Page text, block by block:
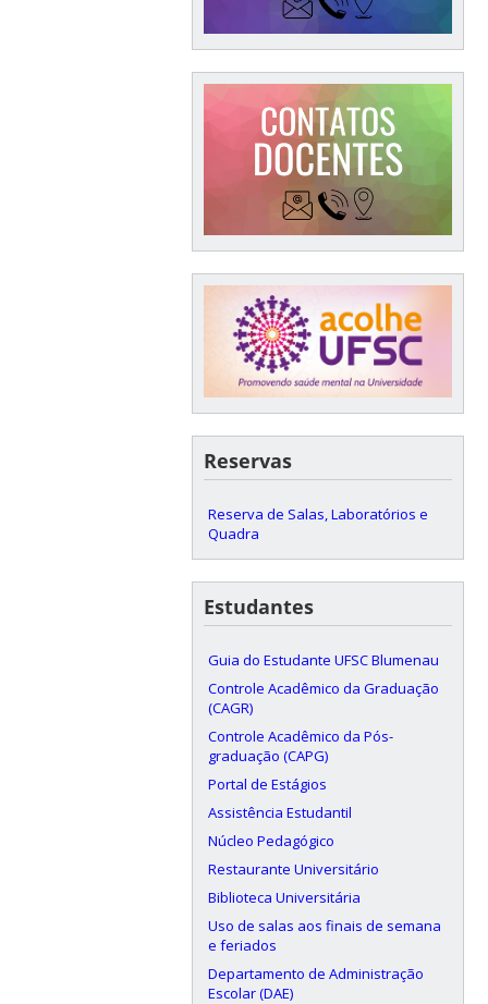
Reservas
Reserva de Salas, Laboratórios e
Quadra
Estudantes
Guia do Estudante UFSC Blumenau
Controle Acadêmico da Graduação
(CAGR)
Controle Acadêmico da Pós-
graduação (CAPG)
Portal de Estágios
Assistência Estudantil
Núcleo Pedagógico
Restaurante Universitário
Biblioteca Universitária
Uso de salas aos finais de semana
e feriados
Departamento de Administração
Escolar (DAE)